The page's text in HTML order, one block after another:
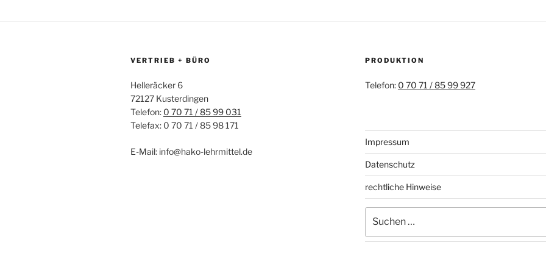
VERTRIEB + BÜRO
Helleräcker 6
72127 Kusterdingen
Telefon: 0 70 71 / 85 99 031
Telefax: 0 70 71 / 85 98 171
E-Mail: info@hako-lehrmittel.de
PRODUKTION
Telefon: 0 70 71 / 85 99 927
Impressum
Datenschutz
rechtliche Hinweise
nach: